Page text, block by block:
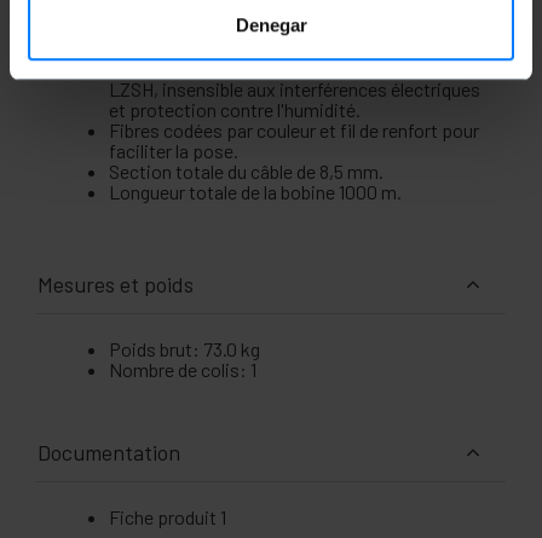
Denegar
Section centrale du noyau et sa gaine de
Bobine à faible coefficient de frottement,
LZSH, insensible aux interférences électriques
et protection contre l'humidité.
Fibres codées par couleur et fil de renfort pour
faciliter la pose.
Section totale du câble de 8,5 mm.
Longueur totale de la bobine 1000 m.
Mesures et poids
Poids brut: 73.0 kg
Nombre de colis: 1
Documentation
Fiche produit 1